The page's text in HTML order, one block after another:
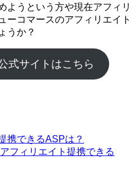
ようという方や現在アフィリ
ーコマースのアフィリエイト
うか？
式サイトはこちら
携できるASPは？
フィリエイト提携できる